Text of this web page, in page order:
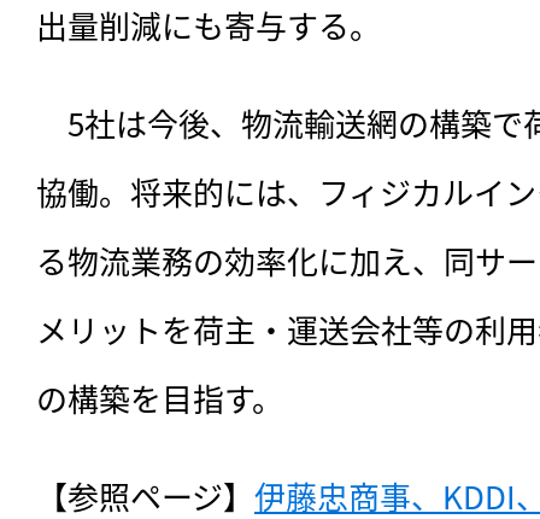
出量削減にも寄与する。
5社は今後、物流輸送網の構築で
協働。将来的には、フィジカルイ
る物流業務の効率化に加え、同サ
メリットを荷主・運送会社等の利
の構築を目指す。
【参照ページ】 伊藤忠商事、KDDI